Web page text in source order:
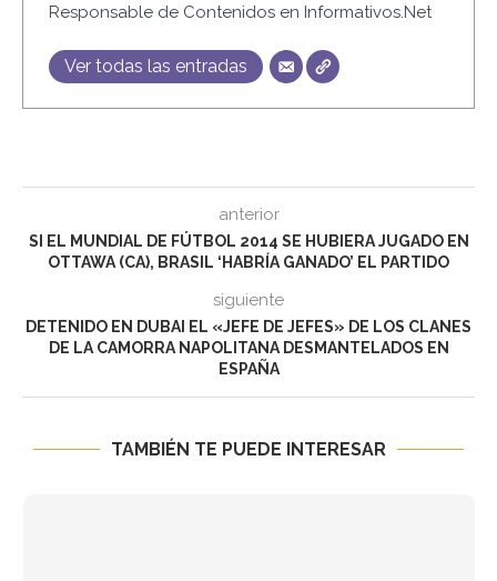
Responsable de Contenidos en Informativos.Net
Ver todas las entradas
anterior
SI EL MUNDIAL DE FÚTBOL 2014 SE HUBIERA JUGADO EN
OTTAWA (CA), BRASIL ‘HABRÍA GANADO’ EL PARTIDO
siguiente
DETENIDO EN DUBAI EL «JEFE DE JEFES» DE LOS CLANES
DE LA CAMORRA NAPOLITANA DESMANTELADOS EN
ESPAÑA
TAMBIÉN TE PUEDE INTERESAR